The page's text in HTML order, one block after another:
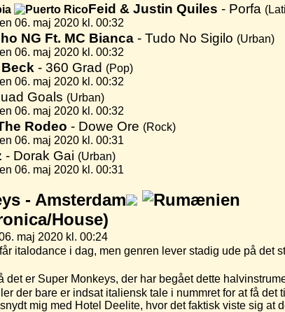
Feid & Justin Quiles - Porfa
06. maj 2020 kl. 00:32
NG Ft. MC Bianca - Tudo No Sigilo (Urban)
06. maj 2020 kl. 00:32
- 360 Grad (Pop)
06. maj 2020 kl. 00:32
Goals (Urban)
06. maj 2020 kl. 00:32
Rodeo - Dowe Ore (Rock)
06. maj 2020 kl. 00:31
- Dorak Gai (Urban)
06. maj 2020 kl. 00:31
- Amsterdam
House)
maj 2020 kl. 00:24
italodance i dag, men genren lever stadig ude på det
det er Super Monkeys, der har begået dette
der bare er indsat italiensk tale i nummret for at få
mig med Hotel Deelite, hvor det faktisk viste sig at